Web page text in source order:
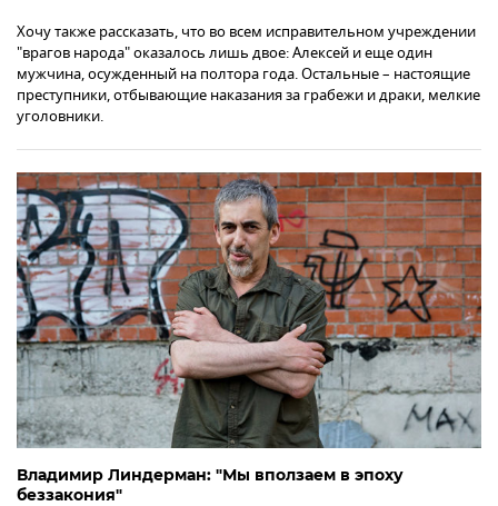
Хочу также рассказать, что во всем исправительном учреждении
"врагов народа" оказалось лишь двое: Алексей и еще один
мужчина, осужденный на полтора года. Остальные – настоящие
преступники, отбывающие наказания за грабежи и драки, мелкие
уголовники.
Владимир Линдерман: "Мы вползаем в эпоху
беззакония"